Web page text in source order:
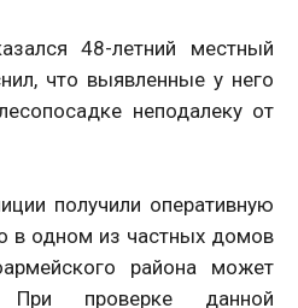
48-летний местный
что выявленные у него
неподалеку от
получили оперативную
в одном из частных домов
района может
При проверке данной